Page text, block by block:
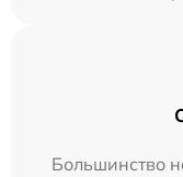
Большинство